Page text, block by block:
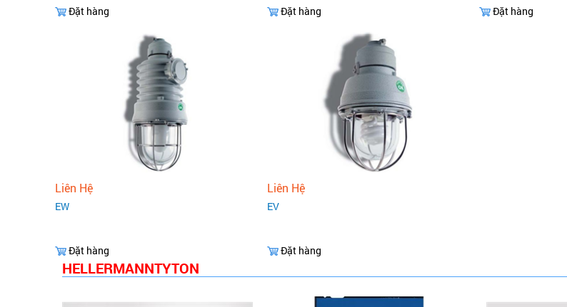
Đặt hàng Đặt hàng Đặt hàng
Liên Hệ
EW
Đặt hàng
Liên Hệ
EV
Đặt hàng
HELLERMANNTYTON